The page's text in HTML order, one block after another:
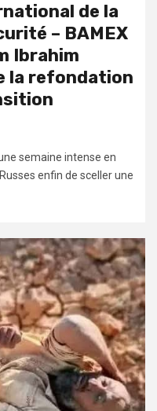
de la
– BAMEX
Ibrahim
la refondation
semaine intense en
enfin de sceller une